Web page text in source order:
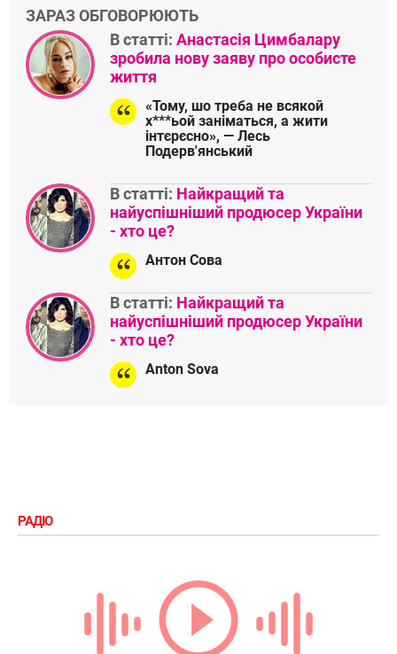
ЗАРАЗ ОБГОВОРЮЮТЬ
В статті: Анастасія Цимбалару
зробила нову заяву про особисте
життя
«Тому, шо треба не всякой
х***ьой заніматься, а жити
інтєрєсно», — Лесь
Подерв'янський
В статті: Найкращий та
найуспішніший продюсер України
- хто це?
Антон Сова
В статті: Найкращий та
найуспішніший продюсер України
- хто це?
Anton Sova
РАДІО